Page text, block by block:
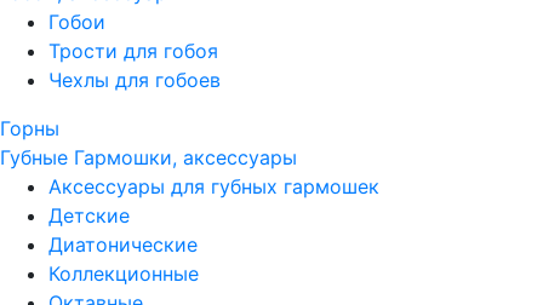
Гобои
Трости для гобоя
Чехлы для гобоев
Горны
Губные Гармошки, аксессуары
Аксессуары для губных гармошек
Детские
Диатонические
Коллекционные